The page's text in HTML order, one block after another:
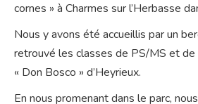
cornes » à Charmes sur l’Herbasse
Nous y avons été accueillis par un
retrouvé les classes de PS/MS et de
« Don Bosco » d’Heyrieux.
En nous promenant dans le parc,